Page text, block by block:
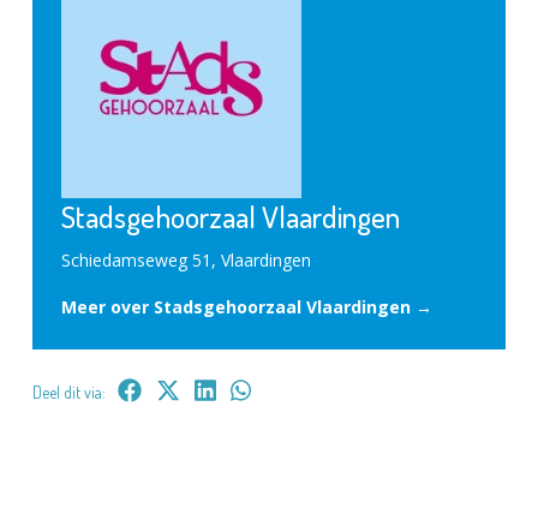
Stadsgehoorzaal Vlaardingen
Schiedamseweg 51, Vlaardingen
Meer over Stadsgehoorzaal Vlaardingen →
Deel dit via: